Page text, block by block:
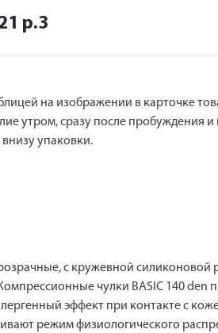
р.3
на изображении в карточке
утром, сразу после пробуждения и
упаковки.
с кружевной
чулки BASIC 140 den
эффект при контакте с
режим физиологического